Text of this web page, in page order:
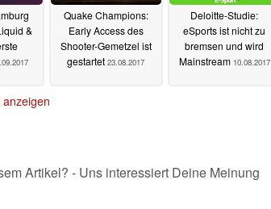
&
Quake Champions:
Early Access des
Shooter-Gemetzel ist
gestartet 23.08.2017
Deloitte-Studie:
eSports ist nicht zu
bremsen und wird
Mainstream 10.08.2017
Artikel? - Uns interessiert Deine Meinung